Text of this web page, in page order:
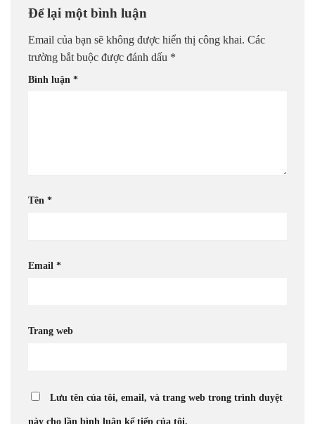
Để lại một bình luận
Email của bạn sẽ không được hiển thị công khai. Các
trường bắt buộc được đánh dấu *
Bình luận *
Tên *
Email *
Trang web
Lưu tên của tôi, email, và trang web trong trình duyệt
này cho lần bình luận kế tiếp của tôi.